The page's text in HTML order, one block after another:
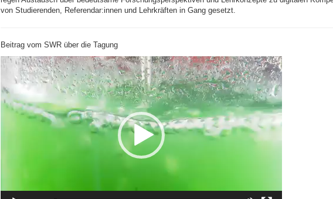
von Studierenden, Referendar:innen und Lehrkräften in Gang gesetzt.
Beitrag vom SWR über die Tagung
Video-
Player